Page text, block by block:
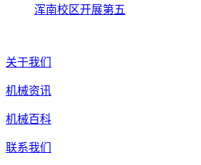
浑南校区开展第五
关于我们
机械资讯
机械百科
联系我们